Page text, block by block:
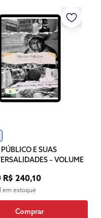
E SUAS
– VOLUME
R$ 240,10
em estoque
Comprar